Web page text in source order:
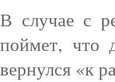
В случае с
поймет, что
вернулся «к